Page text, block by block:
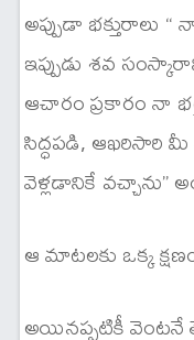
అప్పుడా భక్తురాలు
ఇప్పుడు శవ
ఆచారం ప్రకారం నా
సిద్ధపడి, ఆఖరిసారి మీ
వెళ్లడానికే వచ్చాను”
ఆ మాటలకు ఒక్క
అయినప్పటికీ వెంటనే